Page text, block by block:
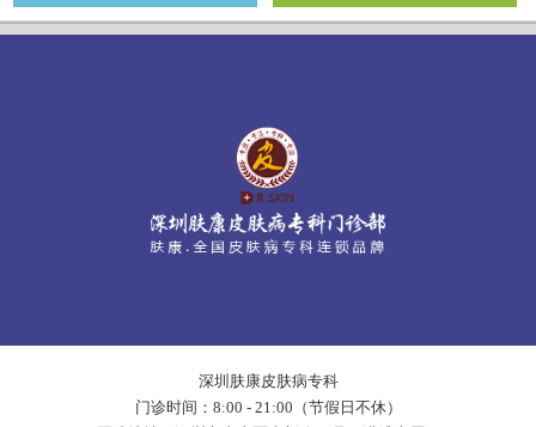
深圳肤康皮肤病专科
门诊时间：8:00 - 21:00（节假日不休）